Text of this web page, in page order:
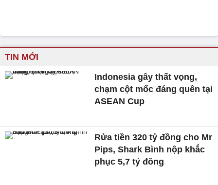
TIN MỚI
Indonesia gây thất vọng,
chạm cột mốc đáng quên tại
ASEAN Cup
Rửa tiền 320 tỷ đồng cho Mr
Pips, Shark Bình nộp khắc
phục 5,7 tỷ đồng